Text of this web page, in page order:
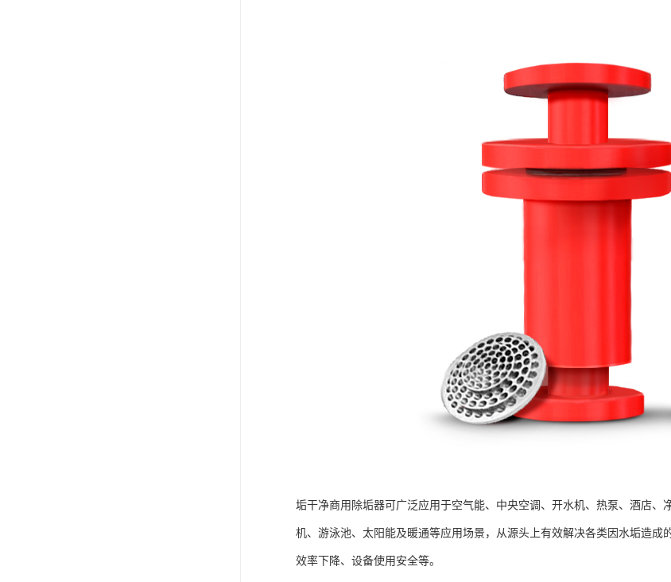
垢干净商用除垢器可广泛应用于空气能、中央空调、开水机、热泵、酒店
机、游泳池、太阳能及暖通等应用场景，从源头上有效解决各类因水垢造
效率下降、设备使用安全等。